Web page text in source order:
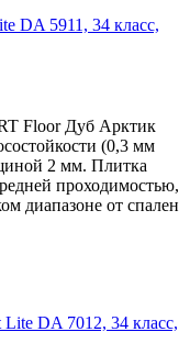
DA 5911, 34 класс,
Floor Дуб Арктик
(0,3 мм
2 мм. Плитка
проходимостью,
диапазоне от спален